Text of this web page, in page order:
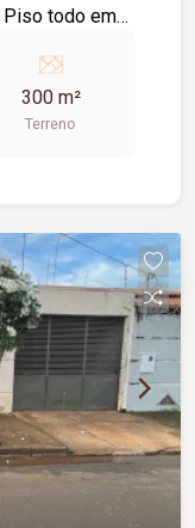
Piso todo em
300 m²
Terreno